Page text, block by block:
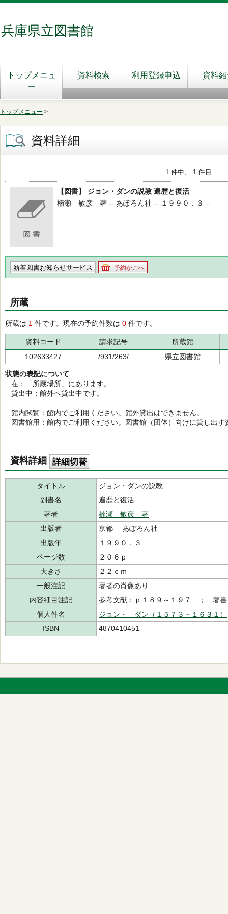
兵庫県立図書館
トップメニュ
ー
資料検索 利用登録申込 資料
トップメニュー >
資料詳細
1 件中、 1 件目
【図書】 ジョン・ダンの説教 遍歴と復活
楠瀬 敏彦 著 -- あぽろん社 -- １９９０．３ --
新着図書お知らせサービス 予約かごへ
所蔵
所蔵は 1 件です。現在の予約件数は 0 件です。
資料コード 請求記号
所蔵館
102633427
/931/263/ 県立図書館
状態の表記について
在：「所蔵場所」にあります。
貸出中：館外へ貸出中です。
館内閲覧：館内でご利用ください。館外貸出はできません。
図書館用：館内でご利用ください。図書館（団体）向けに貸し出す
資料詳細 詳細切替
タイトル
ジョン・ダンの説教
副書名
遍歴と復活
著者
楠瀬 敏彦 著
出版者
京都 あぽろん社
出版年
１９９０．３
ページ数
２０６ｐ
大きさ
２２ｃｍ
一般注記
著者の肖像あり
内容細目注記
参考文献：ｐ１８９～１９７ ； 著書
個人件名
ジョン・ ダン（１５７３－１６３１）
ISBN
4870410451